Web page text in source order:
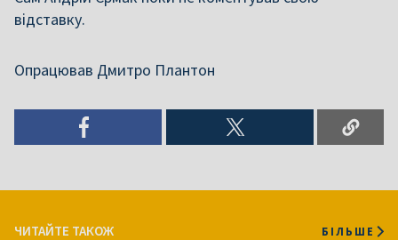
відставку.
Опрацював Дмитро Плантон
ЧИТАЙТЕ ТАКОЖ БІЛЬШЕ